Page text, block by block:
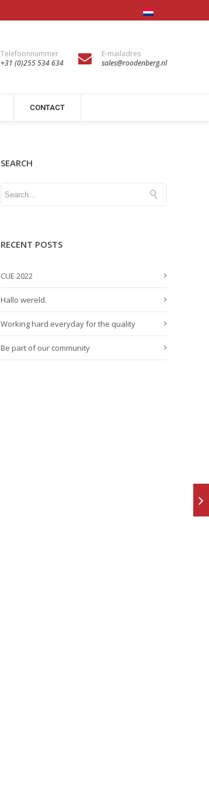
Telefoonnummer
+31 (0)255 534 634
E-mailadres
sales@roodenberg.nl
CONTACT
SEARCH
RECENT POSTS
CUE 2022
Hallo wereld.
Working hard everyday for the quality
Be part of our community